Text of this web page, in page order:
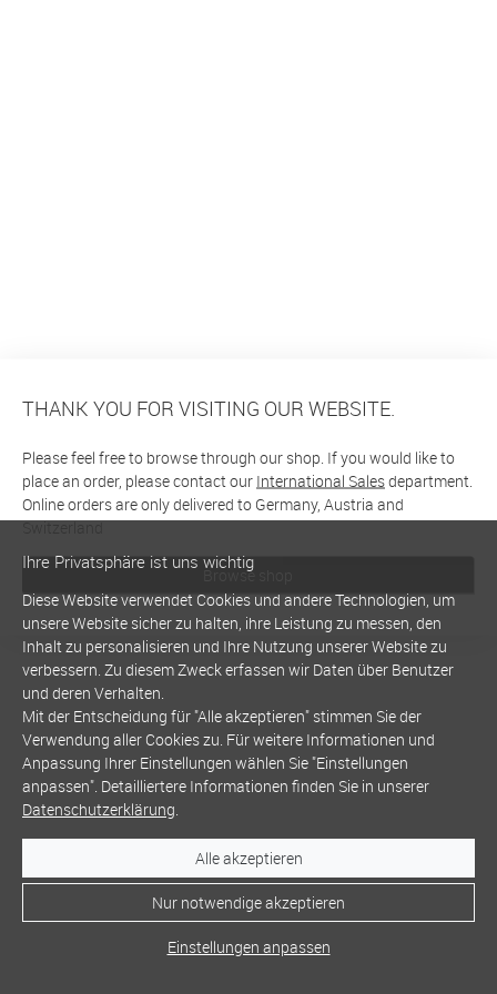
THANK YOU FOR VISITING OUR WEBSITE.
Please feel free to browse through our shop. If you would like to
place an order, please contact our International Salesdepartment.
Online orders are only delivered to Germany, Austria and
Switzerland
Browse shop
Ihre Privatsphäre ist uns wichtig
Diese Website verwendet Cookies und andere Technologien, um
unsere Website sicher zu halten, ihre Leistung zu messen, den
Inhalt zu personalisieren und Ihre Nutzung unserer Website zu
verbessern. Zu diesem Zweck erfassen wir Daten über Benutzer
und deren Verhalten.
Mit der Entscheidung für "Alle akzeptieren" stimmen Sie der
Verwendung aller Cookies zu. Für weitere Informationen und
Anpassung Ihrer Einstellungen wählen Sie "Einstellungen
anpassen". Detailliertere Informationen finden Sie in unserer
Datenschutzerklärung.
Alle akzeptieren
Nur notwendige akzeptieren
Einstellungen anpassen